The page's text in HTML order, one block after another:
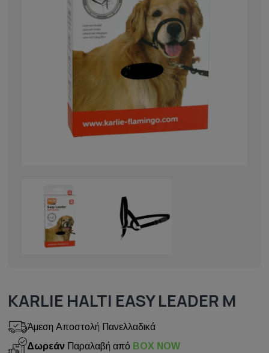
KARLIE HALTI EASY LEADER M
Άμεση Αποστολή Πανελλαδικά
Δωρεάν Παραλαβή από BOX NOW